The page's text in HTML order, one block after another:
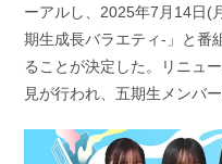
ー:
ーアルし、2025年7月14日(
期生成長バラエティ-」と番
ることが決定した。リニュ
見が行われ、五期生メンバ